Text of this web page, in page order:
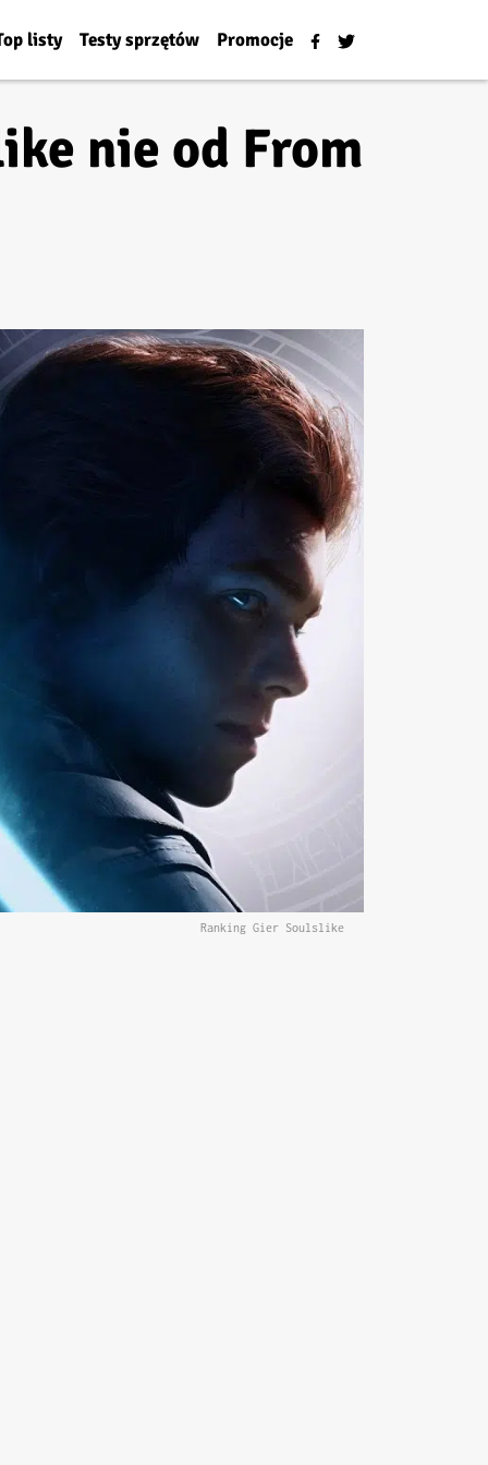
listy Testy sprzętów Promocje
nie od From
Ranking Gier Soulslike